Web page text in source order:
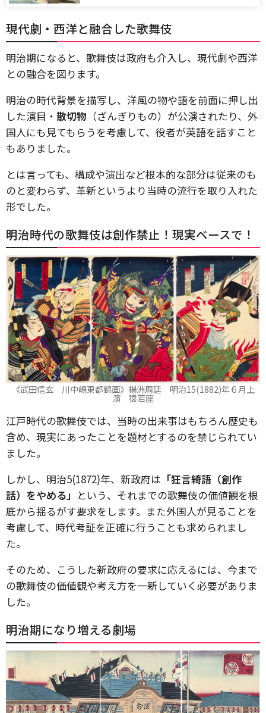
現代劇・西洋と融合した歌舞伎
明治期になると、歌舞伎は政府も介入し、現代劇や西洋
との融合を図ります。
明治の時代背景を描写し、洋風の物や語を前面に押し出
した演目・ 散切物 （ざんぎりもの）が公演されたり、外
国人にも見てもらうを考慮して、役者が英語を話すこと
もありました。
とは言っても、構成や演出など根本的な部分は従来のも
のと変わらず、革新というより当時の流行を取り入れた
形でした。
明治時代の歌舞伎は創作禁止！現実ベースで！
《武田信玄 川中嶋東都錦画》楊洲周延 明治15(1882)年６月上
演 猿若座
江戸時代の歌舞伎では、当時の出来事はもちろん歴史も
含め、現実にあったことを題材とするのを禁じられてい
ました。
しかし、明治5(1872)年、新政府は 「狂言綺語（創作
話）をやめる」 という、それまでの歌舞伎の価値観を根
底から揺るがす要求をします。また外国人が見ることを
考慮して、時代考証を正確に行うことも求められまし
た。
そのため、こうした新政府の要求に応えるには、今まで
の歌舞伎の価値観や考え方を一新していく必要がありま
した。
明治期になり増える劇場